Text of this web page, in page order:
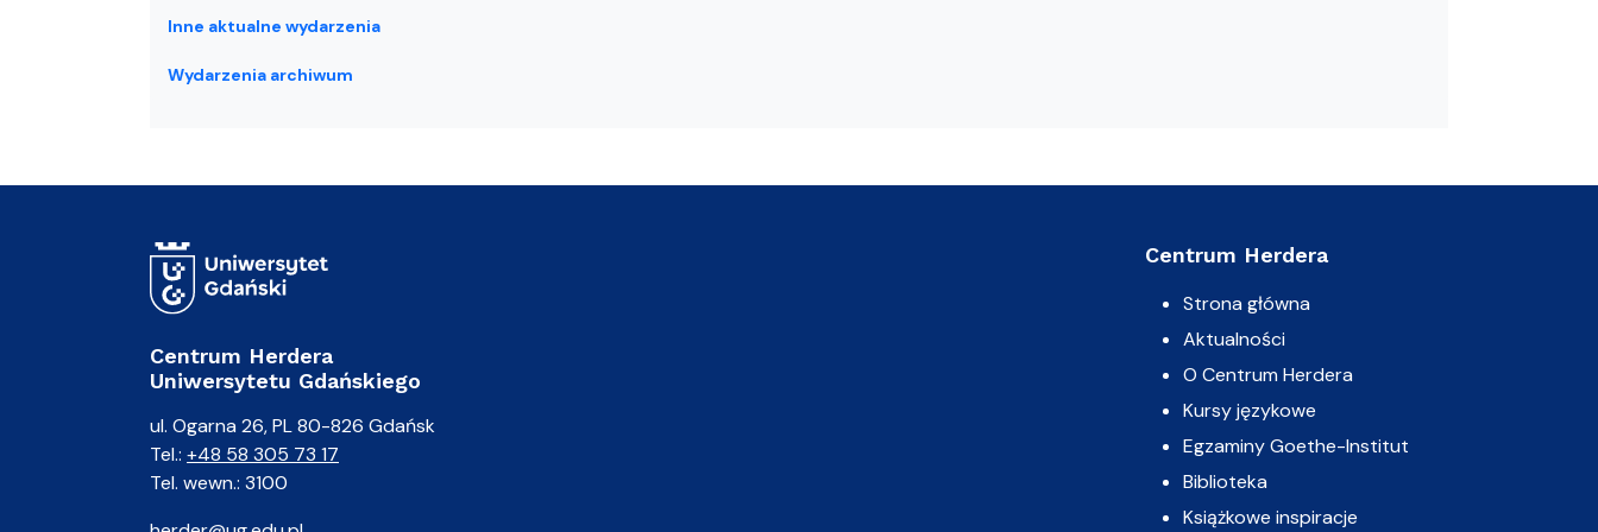
Inne aktualne wydarzenia
Wydarzenia archiwum
Centrum Herdera
Uniwersytetu Gdańskiego
ul. Ogarna 26, PL 80-826 Gdańsk
Tel.: +48 58 305 73 17
Tel. wewn.: 3100
Centrum Herdera
Strona główna
Aktualności
O Centrum Herdera
Kursy językowe
Egzaminy Goethe-Institut
Biblioteka
Książkowe inspiracje